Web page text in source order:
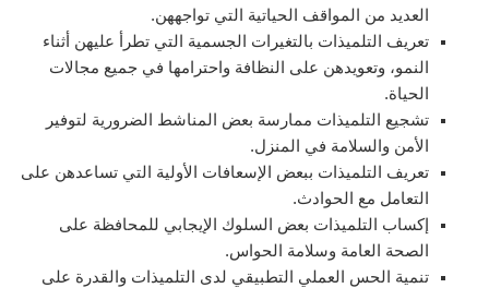
العديد من المواقف الحياتية التي تواجههن.
تعريف التلميذات بالتغيرات الجسمية التي تطرأ عليهن أثناء
النمو، وتعويدهن على النظافة واحترامها في جميع مجالات
الحياة.
تشجيع التلميذات ممارسة بعض المناشط الضرورية لتوفير
الأمن والسلامة في المنزل.
تعريف التلميذات ببعض الإسعافات الأولية التي تساعدهن على
التعامل مع الحوادث.
إكساب التلميذات بعض السلوك الإيجابي للمحافظة على
الصحة العامة وسلامة الحواس.
تنمية الحس العملي التطبيقي لدى التلميذات والقدرة على